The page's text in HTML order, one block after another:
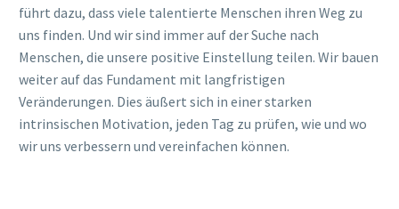
führt dazu, dass viele talentierte Menschen ihren Weg zu
uns finden. Und wir sind immer auf der Suche nach
Menschen, die unsere positive Einstellung teilen. Wir bauen
weiter auf das Fundament mit langfristigen
Veränderungen. Dies äußert sich in einer starken
intrinsischen Motivation, jeden Tag zu prüfen, wie und wo
wir uns verbessern und vereinfachen können.